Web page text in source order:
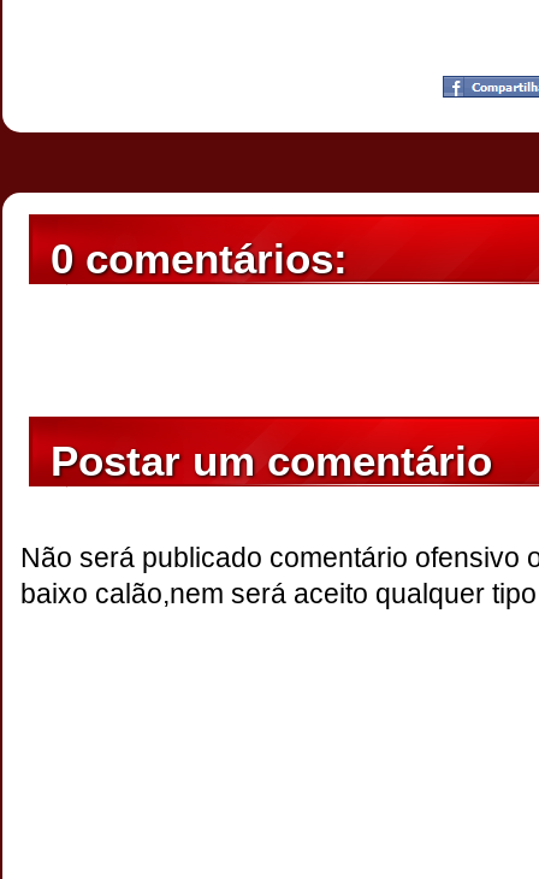
20:15
0 comentários:
Postar um comentário
Não será publicado comentário ofensivo
baixo calão,nem será aceito qualquer